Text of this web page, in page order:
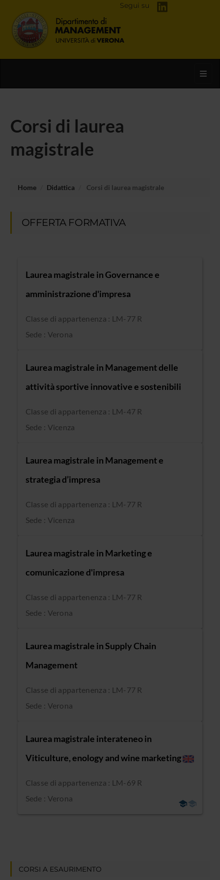
Segui su
Corsi di laurea
magistrale
Home Didattica Corsi di laurea magistrale
OFFERTA FORMATIVA
Laurea magistrale in Governance e
amministrazione d'impresa
Classe di appartenenza : LM-77 R
Sede : Verona
Laurea magistrale in Management delle
attività sportive innovative e sostenibili
Classe di appartenenza : LM-47 R
Sede : Vicenza
Laurea magistrale in Management e
strategia d’impresa
Classe di appartenenza : LM-77 R
Sede : Vicenza
Laurea magistrale in Marketing e
comunicazione d'impresa
Classe di appartenenza : LM-77 R
Sede : Verona
Laurea magistrale in Supply Chain
Management
Classe di appartenenza : LM-77 R
Sede : Verona
Laurea magistrale interateneo in
Viticulture, enology and wine marketing
Classe di appartenenza : LM-69 R
Sede : Verona
CORSI A ESAURIMENTO